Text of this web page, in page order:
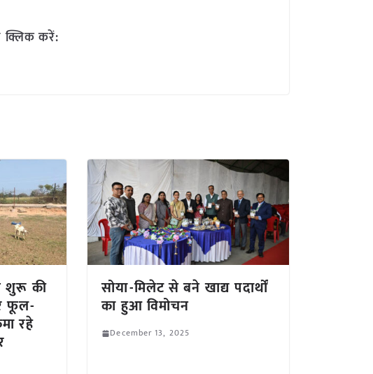
क्लिक करें:
शुरू की
फूल-
रहे
सोया-मिलेट से बने खाद्य पदार्थों
का हुआ विमोचन
December 13, 2025